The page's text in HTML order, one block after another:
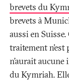
brevets du
brevets à
aussi en
traitement
n’aurait
du Kymriah.